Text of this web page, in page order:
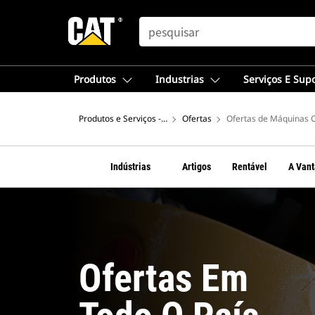
SEARCH
Produtos Industrias Serviços E
Produtos e Serviços - América do Sul
Ofertas Ofertas de Máquinas
Indústrias Artigos Rentável A
Ofertas Em